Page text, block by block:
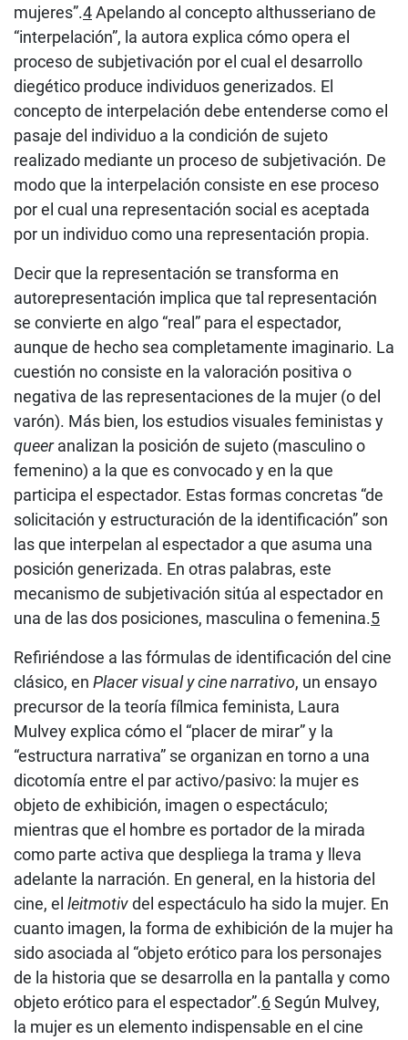
mujeres”.4Apelando al concepto althusseriano de
“interpelación”, la autora explica cómo opera el
proceso de subjetivación por el cual el desarrollo
diegético produce individuos generizados. El
concepto de interpelación debe entenderse como el
pasaje del individuo a la condición de sujeto
realizado mediante un proceso de subjetivación. De
modo que la interpelación consiste en ese proceso
por el cual una representación social es aceptada
por un individuo como una representación propia.
Decir que la representación se transforma en
autorepresentación implica que tal representación
se convierte en algo “real” para el espectador,
aunque de hecho sea completamente imaginario. La
cuestión no consiste en la valoración positiva o
negativa de las representaciones de la mujer (o del
varón). Más bien, los estudios visuales feministas y
queeranalizan la posición de sujeto (masculino o
femenino) a la que es convocado y en la que
participa el espectador. Estas formas concretas “de
solicitación y estructuración de la identificación” son
las que interpelan al espectador a que asuma una
posición generizada. En otras palabras, este
mecanismo de subjetivación sitúa al espectador en
una de las dos posiciones, masculina o femenina.5
Refiriéndose a las fórmulas de identificación del cine
clásico, en Placer visual y cine narrativo, un ensayo
precursor de la teoría fílmica feminista, Laura
Mulvey explica cómo el “placer de mirar” y la
“estructura narrativa” se organizan en torno a una
dicotomía entre el par activo/pasivo: la mujer es
objeto de exhibición, imagen o espectáculo;
mientras que el hombre es portador de la mirada
como parte activa que despliega la trama y lleva
adelante la narración. En general, en la historia del
cine, el leitmotivdel espectáculo ha sido la mujer. En
cuanto imagen, la forma de exhibición de la mujer ha
sido asociada al “objeto erótico para los personajes
de la historia que se desarrolla en la pantalla y como
objeto erótico para el espectador”.6Según Mulvey,
la mujer es un elemento indispensable en el cine